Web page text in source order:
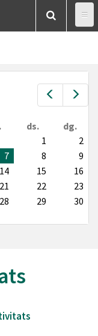
Prev
ds.
dg.
1
2
7 8
9
14 15
16
21 22
23
28 29
30